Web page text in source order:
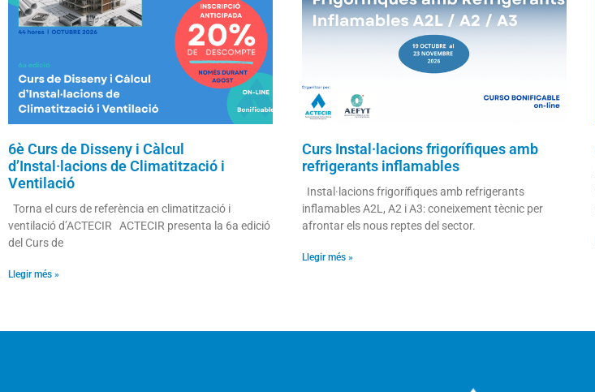
6è Curs de Disseny i Càlcul
d’Instal·lacions de Climatització i
Ventilació
Torna el curs de referència en climatització i
ventilació d’ACTECIR ACTECIR presenta la 6a edició
del Curs de
Llegir més »
Curs Instal·lacions frigorífiques amb
refrigerants inflamables
Instal·lacions frigorífiques amb refrigerants
inflamables A2L, A2 i A3: coneixement tècnic per
afrontar els nous reptes del sector.
Llegir més »